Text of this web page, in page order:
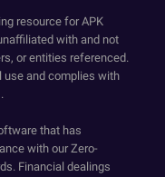
resource for APK
with and not
or entities referenced.
use and complies with
that has
with our Zero-
Financial dealings